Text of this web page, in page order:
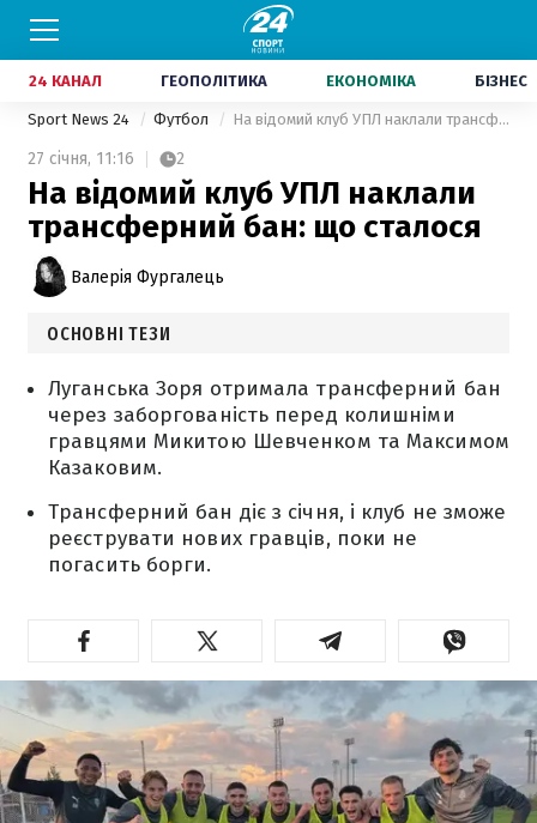
24 КАНАЛ ГЕОПОЛІТИКА ЕКОНОМІКА БІЗНЕС
Sport News 24 Футбол На відомий клуб УПЛ наклали трансферний бан: що сталося
27 січня, 11:16 2
На відомий клуб УПЛ наклали
трансферний бан: що сталося
Валерія Фургалець
ОСНОВНІ ТЕЗИ
Луганська Зоря отримала трансферний бан
через заборгованість перед колишніми
гравцями Микитою Шевченком та Максимом
Казаковим.
Трансферний бан діє з січня, і клуб не зможе
реєструвати нових гравців, поки не
погасить борги.